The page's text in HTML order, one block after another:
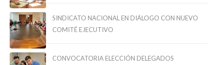
SINDICATO NACIONAL EN DIÁLOGO CON NUEVO
COMITÉ EJECUTIVO
CONVOCATORIA ELECCIÓN DELEGADOS